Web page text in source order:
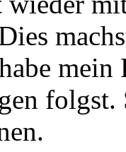
mein